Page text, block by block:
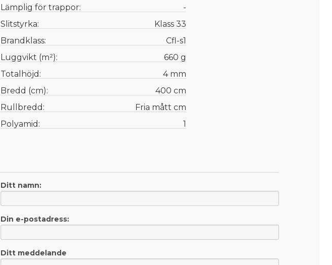
Lämplig för trappor:
-
Slitstyrka:
Klass 33
Brandklass:
Cfl-s1
Luggvikt (m²):
660 g
Totalhöjd:
4 mm
Bredd (cm):
400 cm
Rullbredd:
Fria mått cm
Polyamid:
1
Ditt namn:
Din e-postadress:
Ditt meddelande